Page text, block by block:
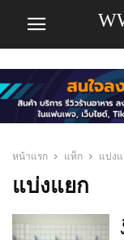
หน้าแรก แท็ก แบ่ง
แบ่งแยก